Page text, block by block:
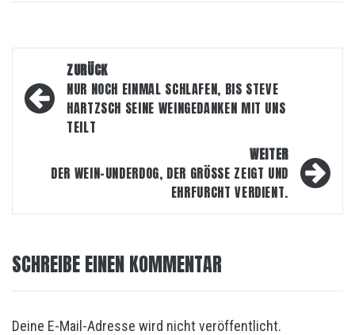
Beitragsnavigation
ZURÜCK
NUR NOCH EINMAL SCHLAFEN, BIS STEVE
HARTZSCH SEINE WEINGEDANKEN MIT UNS
TEILT
WEITER
DER WEIN-UNDERDOG, DER GRÖSSE ZEIGT UND E
HRFURCHT VERDIENT.
SCHREIBE EINEN KOMMENTAR
Deine E-Mail-Adresse wird nicht veröffentlicht.